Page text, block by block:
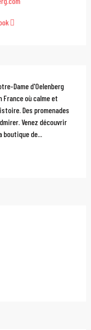
Dame d'Oelenberg
où calme et
Des promenades
Venez découvrir
boutique de...